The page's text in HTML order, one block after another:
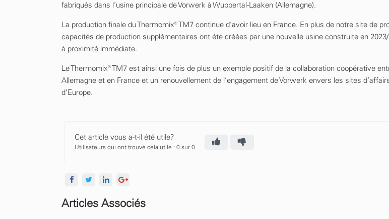
fabriqués dans l’usine principale de Vorwerk à Wuppertal-Laaken (Allemagne).
La production finale du Thermomix® TM7 continue d’avoir lieu en France. En plus de notre site de
capacités de production supplémentaires ont été créées par une nouvelle usine construite en
à proximité immédiate.
Le Thermomix® TM7 est ainsi une fois de plus un exemple positif de la collaboration coopérative
Allemagne et en France et un renouvellement de l’engagement de Vorwerk envers les sites
d’Europe.
Cet article vous a-t-il été utile?
Utilisateurs qui ont trouvé cela utile : 0 sur 0
Articles Associés